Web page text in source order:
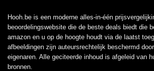
Hooh.be is een moderne alles-in-één
beoordelingswebsite die de beste deals biedt die
amazon en u op de hoogte houdt via de laatst
afbeeldingen zijn auteursrechtelijk beschermd
eigenaren. Alle geciteerde inhoud is afgeleid van
bronnen.